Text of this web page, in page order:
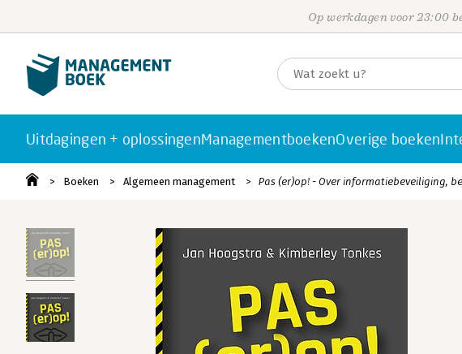
Op werkdagen voor 23:00
Uitdagingen + oplossingenManagementboekenOverige boeken
Boeken Algemeen management Pas (er)op! - Over informatiebeveiliging,